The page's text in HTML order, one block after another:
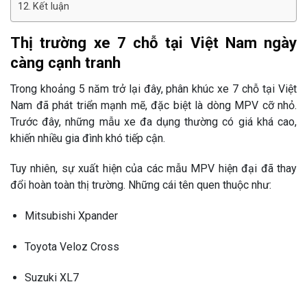
Kết luận
Thị trường xe 7 chỗ tại Việt Nam ngày
càng cạnh tranh
Trong khoảng 5 năm trở lại đây, phân khúc xe 7 chỗ tại Việt
Nam đã phát triển mạnh mẽ, đặc biệt là dòng MPV cỡ nhỏ.
Trước đây, những mẫu xe đa dụng thường có giá khá cao,
khiến nhiều gia đình khó tiếp cận.
Tuy nhiên, sự xuất hiện của các mẫu MPV hiện đại đã thay
đổi hoàn toàn thị trường. Những cái tên quen thuộc như:
Mitsubishi Xpander
Toyota Veloz Cross
Suzuki XL7